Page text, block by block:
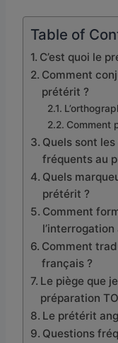
Table of
C’est quoi le
Comment
prétérit ?
Comment
Quels sont
fréquents au
Quels
prétérit ?
Comment
Comment
français ?
Le piège que
préparation
Le prétérit
Questions